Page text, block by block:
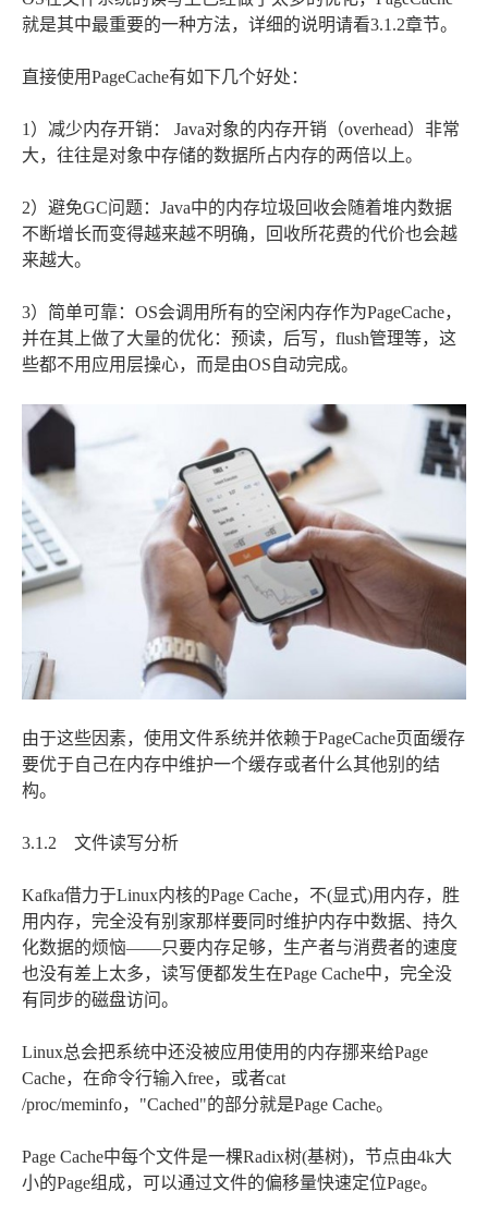
就是其中最重要的一种方法，详细的说明请看3.1.2章节。
直接使用PageCache有如下几个好处：
1）减少内存开销： Java对象的内存开销（overhead）非常
大，往往是对象中存储的数据所占内存的两倍以上。
2）避免GC问题：Java中的内存垃圾回收会随着堆内数据
不断增长而变得越来越不明确，回收所花费的代价也会越
来越大。
3）简单可靠：OS会调用所有的空闲内存作为PageCache，
并在其上做了大量的优化：预读，后写，flush管理等，这
些都不用应用层操心，而是由OS自动完成。
由于这些因素，使用文件系统并依赖于PageCache页面缓存
要优于自己在内存中维护一个缓存或者什么其他别的结
构。
3.1.2 文件读写分析
Kafka借力于Linux内核的Page Cache，不(显式)用内存，胜
用内存，完全没有别家那样要同时维护内存中数据、持久
化数据的烦恼——只要内存足够，生产者与消费者的速度
也没有差上太多，读写便都发生在Page Cache中，完全没
有同步的磁盘访问。
Linux总会把系统中还没被应用使用的内存挪来给Page
Cache，在命令行输入free，或者cat
/proc/meminfo，"Cached"的部分就是Page Cache。
Page Cache中每个文件是一棵Radix树(基树)，节点由4k大
小的Page组成，可以通过文件的偏移量快速定位Page。